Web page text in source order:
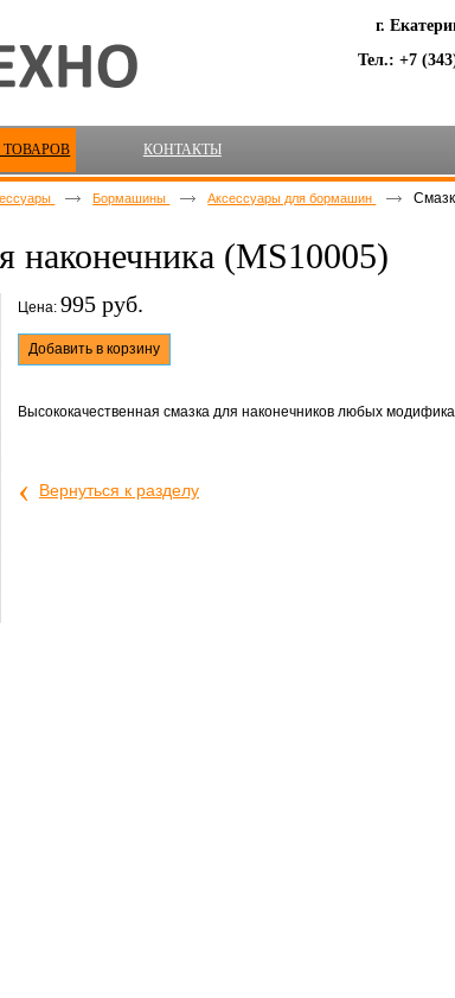
г.
Тел.: +7
ТОВАРОВ КОНТАКТЫ
Бормашины Аксессуары для бормашин
наконечника (MS10005)
Цена: 995 руб.
Добавить в корзину
Высококачественная смазка для наконечников любых
‹ Вернуться к разделу